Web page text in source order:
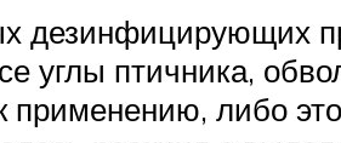
дезинфицирующих
углы птичника,
либо